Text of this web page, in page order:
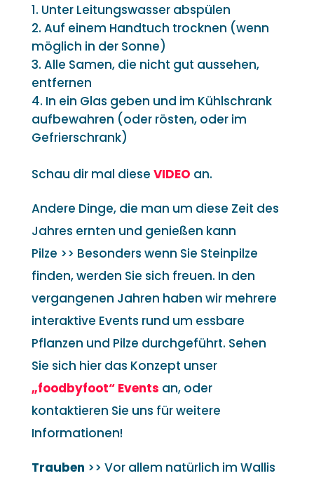
Unter Leitungswasser abspülen
Auf einem Handtuch trocknen (wenn
möglich in der Sonne)
Alle Samen, die nicht gut aussehen,
entfernen
In ein Glas geben und im Kühlschrank
aufbewahren (oder rösten, oder im
Gefrierschrank)
Schau dir mal diese VIDEO an.
Andere Dinge, die man um diese Zeit des
Jahres ernten und genießen kann
Pilze >> Besonders wenn Sie Steinpilze
finden, werden Sie sich freuen. In den
vergangenen Jahren haben wir mehrere
interaktive Events rund um essbare
Pflanzen und Pilze durchgeführt. Sehen
Sie sich hier das Konzept unser
„foodbyfoot“ Events an, oder
kontaktieren Sie uns für weitere
Informationen!
Trauben >> Vor allem natürlich im Wallis